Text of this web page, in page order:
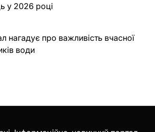
у 2026 році
нагадує про важливість вчасної
води